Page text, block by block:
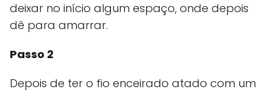
deixar no início algum espaço, onde depois
dê para amarrar.
Passo 2
Depois de ter o fio enceirado atado com um